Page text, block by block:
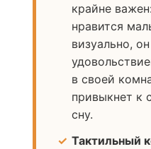
крайне
нравится
визуально,
в своей
привыкнет к
сну.
Тактильный